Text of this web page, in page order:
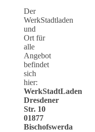
Der
WerkStadtladen
und
Ort für
alle
Angebot
befindet
sich
hier:
WerkStadtLaden
Dresdener
Str. 10
01877
Bischofswerda